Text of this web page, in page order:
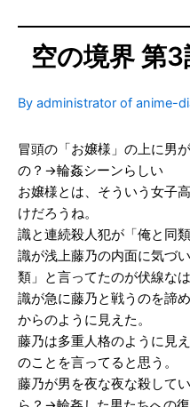
空の境界 第3
By administrator of anime-
冒頭の「お嬢様」の上に男
の？→輪姦シーンらしい
お嬢様とは、そういう女子
けだろうね。
識と連続殺人犯が「俺と同
識が浅上藤乃の内面に気づ
類」と言ってたのが伏線なは
識が急に藤乃と戦うのを諦
からのように見えた。
藤乃は多重人格のように見
のことを言ってると思う。
藤乃が男を夜な夜な殺して